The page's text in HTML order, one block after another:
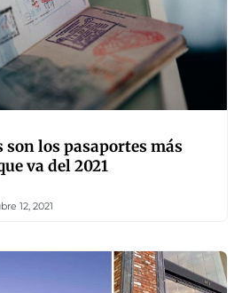
son los pasaportes más
va del 2021
12, 2021